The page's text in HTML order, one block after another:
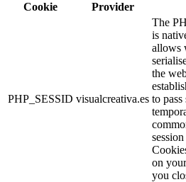
Cookie
Provider
PHP_SESSID visualcreativa.es
The
is
allows
the
to pass
on
you